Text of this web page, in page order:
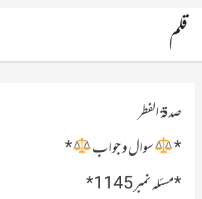
قلم
صدقۃ الفطر
* سوال و جواب
*
*مسئلہ نمبر 1145*